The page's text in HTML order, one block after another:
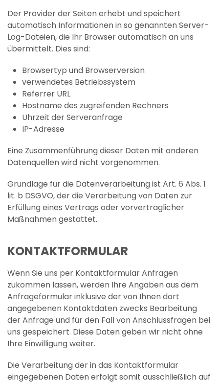
Der Provider der Seiten erhebt und speichert
automatisch Informationen in so genannten Server-
Log-Dateien, die Ihr Browser automatisch an uns
übermittelt. Dies sind:
Browsertyp und Browserversion
verwendetes Betriebssystem
Referrer URL
Hostname des zugreifenden Rechners
Uhrzeit der Serveranfrage
IP-Adresse
Eine Zusammenführung dieser Daten mit anderen
Datenquellen wird nicht vorgenommen.
Grundlage für die Datenverarbeitung ist Art. 6 Abs. 1
lit. b DSGVO, der die Verarbeitung von Daten zur
Erfüllung eines Vertrags oder vorvertraglicher
Maßnahmen gestattet.
KONTAKTFORMULAR
Wenn Sie uns per Kontaktformular Anfragen
zukommen lassen, werden Ihre Angaben aus dem
Anfrageformular inklusive der von Ihnen dort
angegebenen Kontaktdaten zwecks Bearbeitung
der Anfrage und für den Fall von Anschlussfragen bei
uns gespeichert. Diese Daten geben wir nicht ohne
Ihre Einwilligung weiter.
Die Verarbeitung der in das Kontaktformular
eingegebenen Daten erfolgt somit ausschließlich auf